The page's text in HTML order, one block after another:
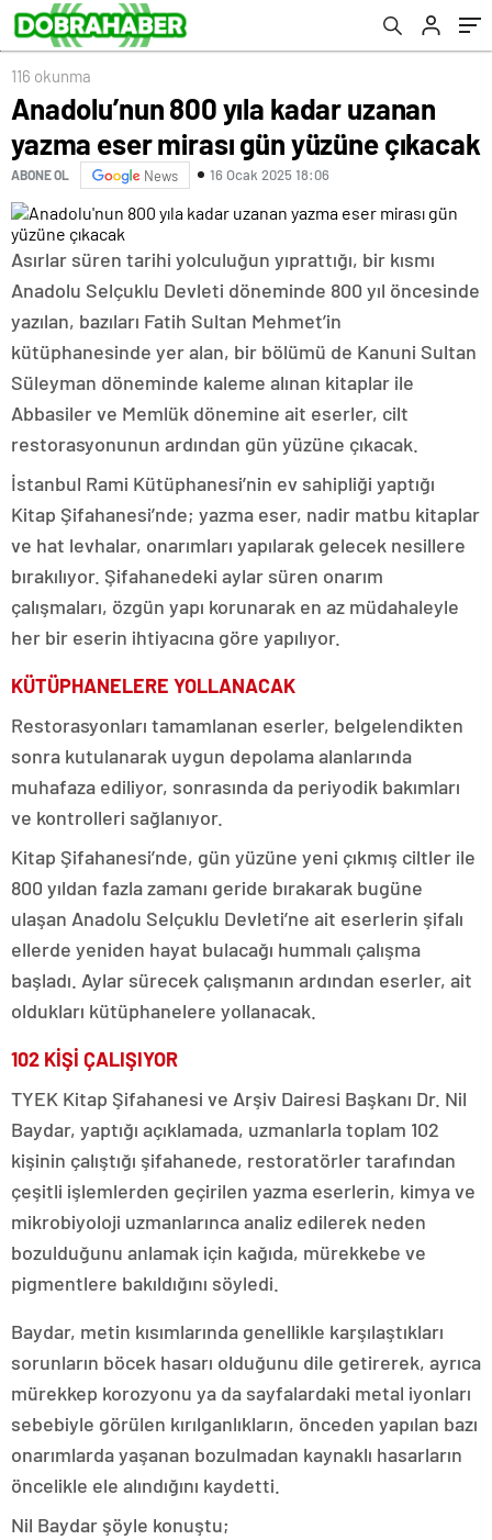
116 okunma
Anadolu’nun 800 yıla kadar uzanan
yazma eser mirası gün yüzüne çıkacak
ABONE OL News 16 Ocak 2025 18:06
Asırlar süren tarihi yolculuğun yıprattığı, bir kısmı
Anadolu Selçuklu Devleti döneminde 800 yıl öncesinde
yazılan, bazıları Fatih Sultan Mehmet’in
kütüphanesinde yer alan, bir bölümü de Kanuni Sultan
Süleyman döneminde kaleme alınan kitaplar ile
Abbasiler ve Memlük dönemine ait eserler, cilt
restorasyonunun ardından gün yüzüne çıkacak.
İstanbul Rami Kütüphanesi’nin ev sahipliği yaptığı
Kitap Şifahanesi’nde; yazma eser, nadir matbu kitaplar
ve hat levhalar, onarımları yapılarak gelecek nesillere
bırakılıyor. Şifahanedeki aylar süren onarım
çalışmaları, özgün yapı korunarak en az müdahaleyle
her bir eserin ihtiyacına göre yapılıyor.
KÜTÜPHANELERE YOLLANACAK
Restorasyonları tamamlanan eserler, belgelendikten
sonra kutulanarak uygun depolama alanlarında
muhafaza ediliyor, sonrasında da periyodik bakımları
ve kontrolleri sağlanıyor.
Kitap Şifahanesi’nde, gün yüzüne yeni çıkmış ciltler ile
800 yıldan fazla zamanı geride bırakarak bugüne
ulaşan Anadolu Selçuklu Devleti’ne ait eserlerin şifalı
ellerde yeniden hayat bulacağı hummalı çalışma
başladı. Aylar sürecek çalışmanın ardından eserler, ait
oldukları kütüphanelere yollanacak.
102 KİŞİ ÇALIŞIYOR
TYEK Kitap Şifahanesi ve Arşiv Dairesi Başkanı Dr. Nil
Baydar, yaptığı açıklamada, uzmanlarla toplam 102
kişinin çalıştığı şifahanede, restoratörler tarafından
çeşitli işlemlerden geçirilen yazma eserlerin, kimya ve
mikrobiyoloji uzmanlarınca analiz edilerek neden
bozulduğunu anlamak için kağıda, mürekkebe ve
pigmentlere bakıldığını söyledi.
Baydar, metin kısımlarında genellikle karşılaştıkları
sorunların böcek hasarı olduğunu dile getirerek, ayrıca
mürekkep korozyonu ya da sayfalardaki metal iyonları
sebebiyle görülen kırılganlıkların, önceden yapılan bazı
onarımlarda yaşanan bozulmadan kaynaklı hasarların
öncelikle ele alındığını kaydetti.
Nil Baydar şöyle konuştu;